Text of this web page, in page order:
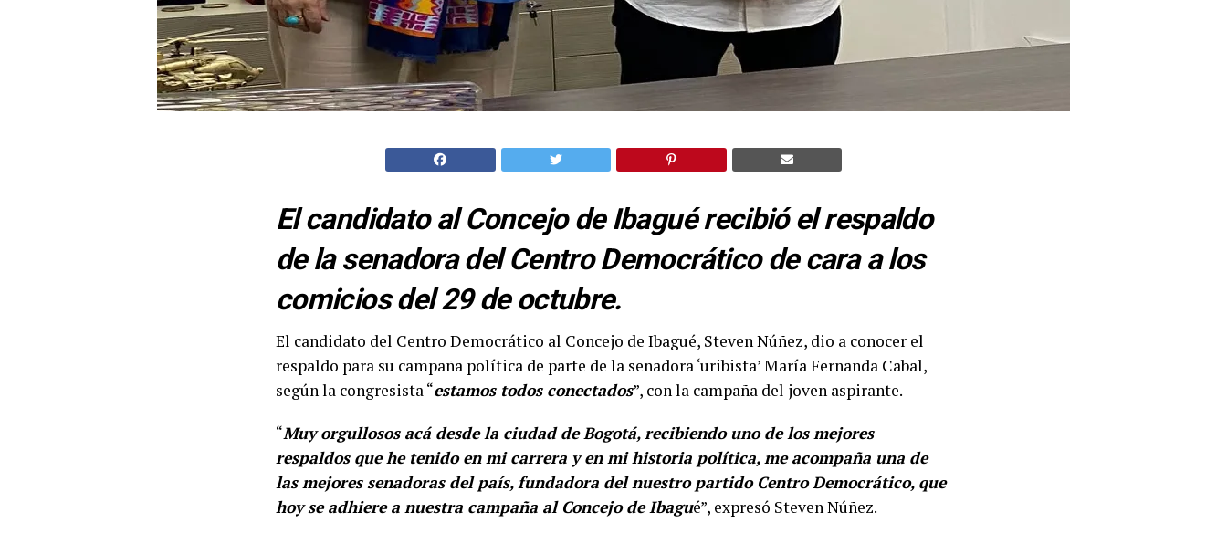
El candidato al Concejo de Ibagué recibió el respaldo
de la senadora del Centro Democrático de cara a los
comicios del 29 de octubre.
El candidato del Centro Democrático al Concejo de Ibagué, Steven Núñez, dio a conocer el
respaldo para su campaña política de parte de la senadora ‘uribista’ María Fernanda Cabal,
según la congresista “estamos todos conectados”, con la campaña del joven aspirante.
“Muy orgullosos acá desde la ciudad de Bogotá, recibiendo uno de los mejores
respaldos que he tenido en mi carrera y en mi historia política, me acompaña una de
las mejores senadoras del país, fundadora del nuestro partido Centro Democrático, que
hoy se adhiere a nuestra campaña al Concejo de Ibagué”, expresó Steven Núñez.